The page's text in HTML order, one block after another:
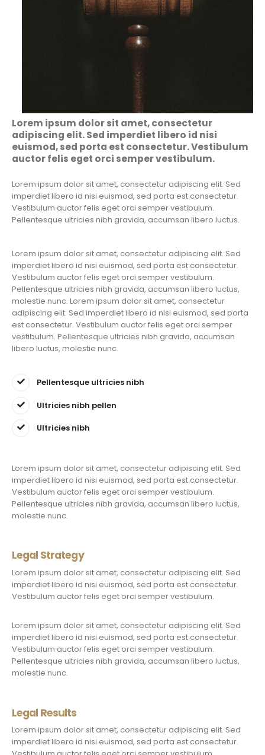
Lorem ipsum dolor sit amet, consectetur
adipiscing elit. Sed imperdiet libero id nisi
euismod, sed porta est consectetur. Vestibulum
auctor felis eget orci semper vestibulum.
Lorem ipsum dolor sit amet, consectetur adipiscing elit. Sed
imperdiet libero id nisi euismod, sed porta est consectetur.
Vestibulum auctor felis eget orci semper vestibulum.
Pellentesque ultricies nibh gravida, accumsan libero luctus.
Lorem ipsum dolor sit amet, consectetur adipiscing elit. Sed
imperdiet libero id nisi euismod, sed porta est consectetur.
Vestibulum auctor felis eget orci semper vestibulum.
Pellentesque ultricies nibh gravida, accumsan libero luctus,
molestie nunc. Lorem ipsum dolor sit amet, consectetur
adipiscing elit. Sed imperdiet libero id nisi euismod, sed porta
est consectetur. Vestibulum auctor felis eget orci semper
vestibulum. Pellentesque ultricies nibh gravida, accumsan
libero luctus, molestie nunc.
Pellentesque ultricies nibh
Ultricies nibh pellen
Ultricies nibh
Lorem ipsum dolor sit amet, consectetur adipiscing elit. Sed
imperdiet libero id nisi euismod, sed porta est consectetur.
Vestibulum auctor felis eget orci semper vestibulum.
Pellentesque ultricies nibh gravida, accumsan libero luctus,
molestie nunc.
Legal Strategy
Lorem ipsum dolor sit amet, consectetur adipiscing elit. Sed
imperdiet libero id nisi euismod, sed porta est consectetur.
Vestibulum auctor felis eget orci semper vestibulum.
Lorem ipsum dolor sit amet, consectetur adipiscing elit. Sed
imperdiet libero id nisi euismod, sed porta est consectetur.
Vestibulum auctor felis eget orci semper vestibulum.
Pellentesque ultricies nibh gravida, accumsan libero luctus,
molestie nunc.
Legal Results
Lorem ipsum dolor sit amet, consectetur adipiscing elit. Sed
imperdiet libero id nisi euismod, sed porta est consectetur.